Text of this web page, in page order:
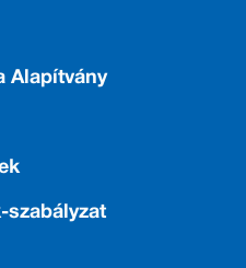
Alapítvány
szabályzat